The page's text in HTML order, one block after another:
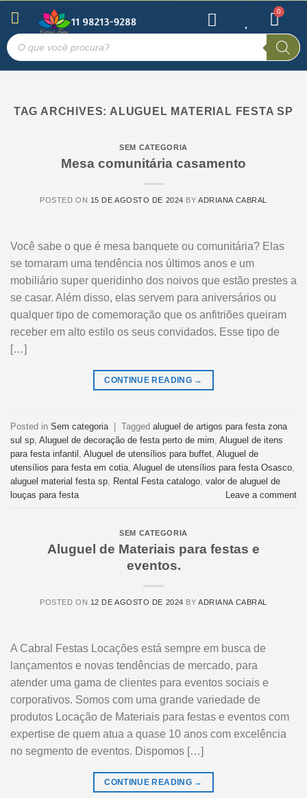
TAG ARCHIVES: ALUGUEL MATERIAL FESTA SP
SEM CATEGORIA
Mesa comunitária casamento
POSTED ON 15 DE AGOSTO DE 2024 BYADRIANA CABRAL
Você sabe o que é mesa banquete ou comunitária? Elas
se tornaram uma tendência nos últimos anos e um
mobiliário super queridinho dos noivos que estão prestes a
se casar. Além disso, elas servem para aniversários ou
qualquer tipo de comemoração que os anfitriões queiram
receber em alto estilo os seus convidados. Esse tipo de
[…]
CONTINUE READING →
Posted in Sem categoria Tagged aluguel de artigos para festa zona
sul sp, Aluguel de decoração de festa perto de mim, Aluguel de itens
para festa infantil , Aluguel de utensílios para buffet, Aluguel de
utensílios para festa em cotia, Aluguel de utensílios para festa Osasco,
aluguel material festa sp, Rental Festa catalogo, valor de aluguel de
louças para festa
Leave a comment
SEM CATEGORIA
Aluguel de Materiais para festas e
eventos.
POSTED ON 12 DE AGOSTO DE 2024 BYADRIANA CABRAL
A Cabral Festas Locações está sempre em busca de
lançamentos e novas tendências de mercado, para
atender uma gama de clientes para eventos sociais e
corporativos. Somos com uma grande variedade de
produtos Locação de Materiais para festas e eventos com
expertise de quem atua a quase 10 anos com excelência
no segmento de eventos. Dispomos […]
CONTINUE READING →